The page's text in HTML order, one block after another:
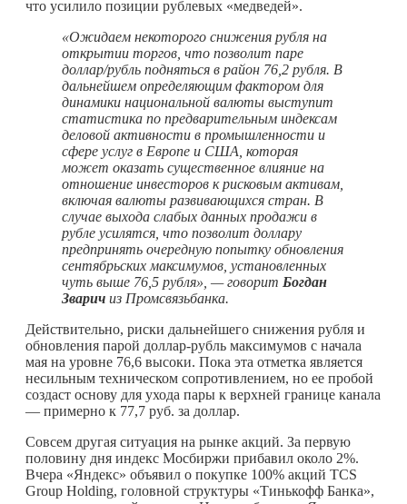
что усилило позиции рублевых «медведей».
«Ожидаем некоторого снижения рубля на
открытии торгов, что позволит паре
доллар/рубль подняться в район 76,2 рубля. В
дальнейшем определяющим фактором для
динамики национальной валюты выступит
статистика по предварительным индексам
деловой активности в промышленности и
сфере услуг в Европе и США, которая
может оказать существенное влияние на
отношение инвесторов к рисковым активам,
включая валюты развивающихся стран. В
случае выхода слабых данных продажи в
рубле усилятся, что позволит доллару
предпринять очередную попытку обновления
сентябрьских максимумов, установленных
чуть выше 76,5 рубля», — говорит Богдан
Зварич из Промсвязьбанка.
Действительно, риски дальнейшего снижения рубля и
обновления парой доллар-рубль максимумов с начала
мая на уровне 76,6 высоки. Пока эта отметка является
несильным техническом сопротивлением, но ее пробой
создаст основу для ухода пары к верхней границе канала
— примерно к 77,7 руб. за доллар.
Совсем другая ситуация на рынке акций. За первую
половину дня индекс Мосбиржи прибавил около 2%.
Вчера «Яндекс» объявил о покупке 100% акций TCS
Group Holding, головной структуры «Тинькофф Банка»,